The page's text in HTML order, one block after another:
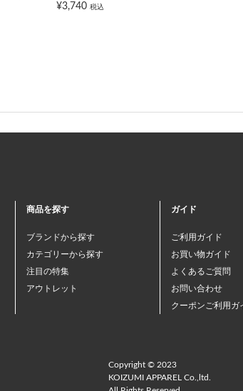
¥3,740 税込
商品を探す
ブランドから探す
カテゴリーから探す
注目の特集
アウトレット
ガイド
ご利用ガイド
お買い物ガイド
よくあるご質問
お問い合わせ
クーポンご利用ガ
Copyright © 2023
KOIZUMI APPAREL Co.,ltd.